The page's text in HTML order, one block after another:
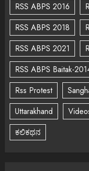
RSS ABPS 2016
RSS ABPS 2018
RSS ABPS 2021
RSS ABPS Baitak-
Rss Protest
Uttarakhand
ಕಲಿಕಥನ